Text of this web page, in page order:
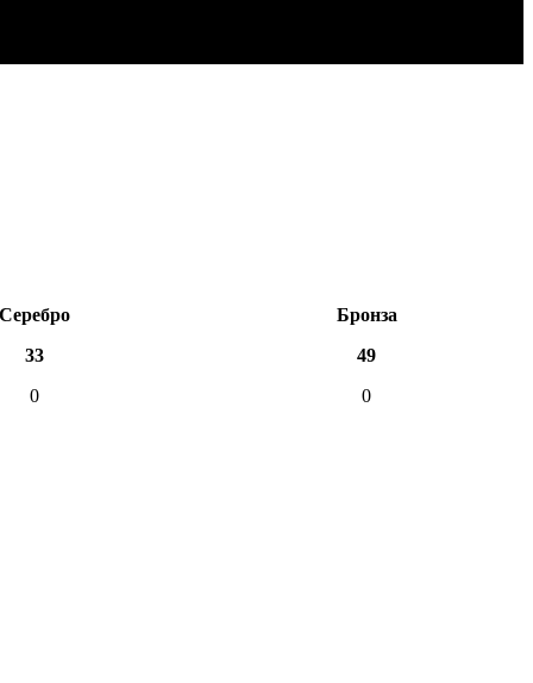
Серебро
Бронза
33
49
0 0